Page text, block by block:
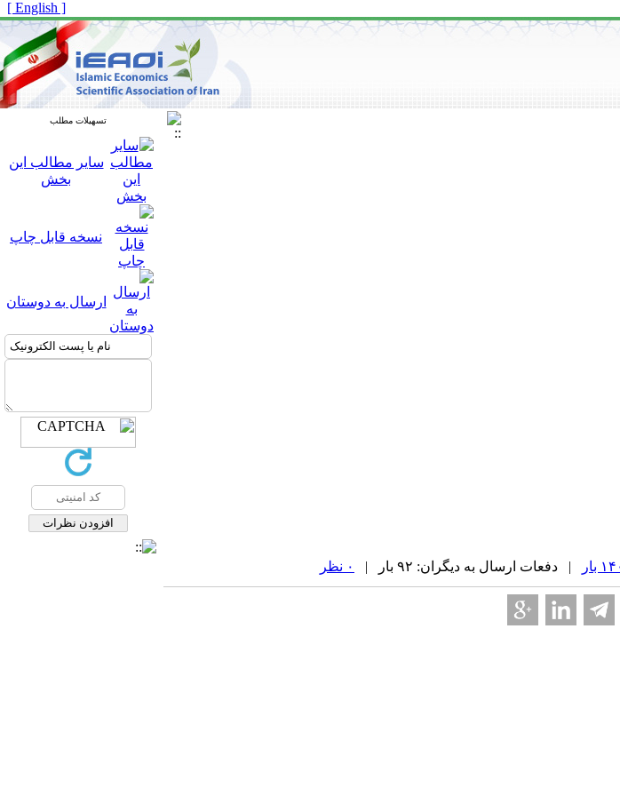
[ English ]
تسهیلات مطلب
سایر مطالب این
بخش
نسخه قابل چاپ
ارسال به دوستان
| دفعات ارسال به دیگران: ۹۲ بار | ۰ نظر